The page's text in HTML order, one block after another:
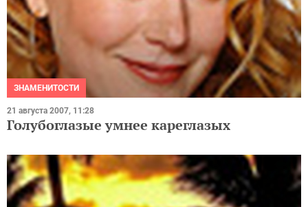
ЗНАМЕНИТОСТИ
21 августа 2007, 11:28
Голубоглазые умнее кареглазых